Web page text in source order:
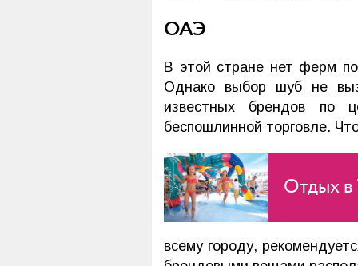
ОАЭ
В этой стране нет ферм
Однако выбор шуб не
известных брендов по
беспошлинной торговле.
Отдых в
всему городу,